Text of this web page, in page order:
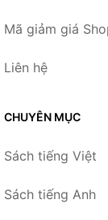
Mã giảm giá
Liên hệ
CHUYÊN MỤC
Sách tiếng Việt
Sách tiếng Anh